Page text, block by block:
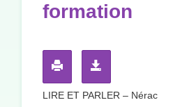
formation
LIRE ET PARLER – Nérac